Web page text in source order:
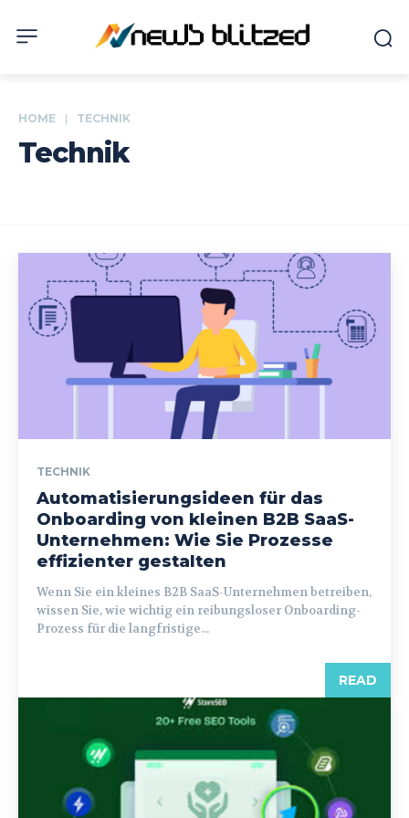
HOME TECHNIK
Technik
TECHNIK
Automatisierungsideen für das
Onboarding von kleinen B2B SaaS-
Unternehmen: Wie Sie Prozesse
effizienter gestalten
Wenn Sie ein kleines B2B SaaS-Unternehmen betreiben,
wissen Sie, wie wichtig ein reibungsloser Onboarding-
Prozess für die langfristige...
READ